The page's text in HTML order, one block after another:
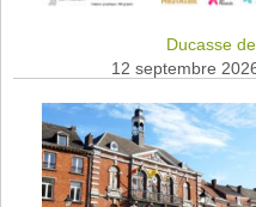
Ducasse
12 septembre